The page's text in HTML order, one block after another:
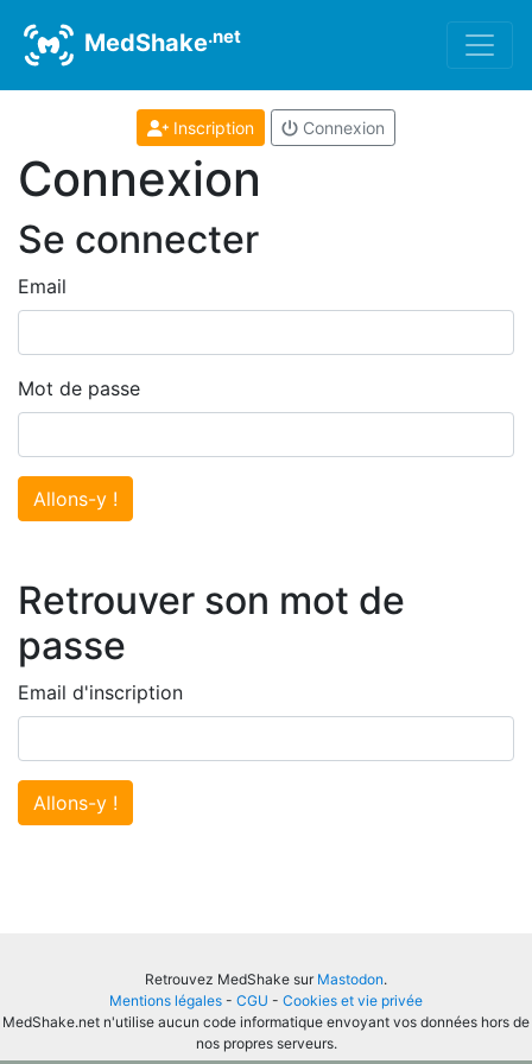
MedShake.net
Inscription Connexion
Connexion
Se connecter
Email
Mot de passe
Allons-y !
Retrouver son mot de
passe
Email d'inscription
Allons-y !
Retrouvez MedShake sur Mastodon.
Mentions légales - CGU - Cookies et vie privée
MedShake.net n'utilise aucun code informatique envoyant vos données hors de
nos propres serveurs.